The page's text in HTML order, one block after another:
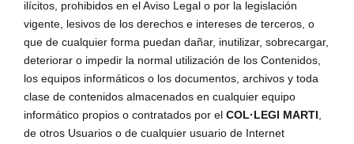
ilícitos, prohibidos en el Aviso Legal o por la legislación
vigente, lesivos de los derechos e intereses de terceros, o
que de cualquier forma puedan dañar, inutilizar, sobrecargar,
deteriorar o impedir la normal utilización de los Contenidos,
los equipos informáticos o los documentos, archivos y toda
clase de contenidos almacenados en cualquier equipo
informático propios o contratados por el COL·LEGI MARTI
de otros Usuarios o de cualquier usuario de Internet